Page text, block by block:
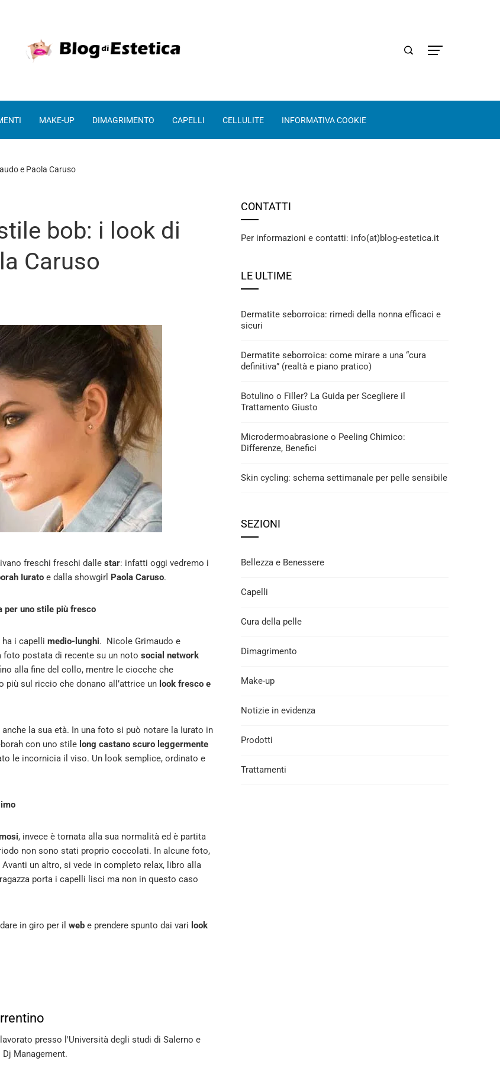
MAKE-UP DIMAGRIMENTO CAPELLI CELLULITE INFORMATIVA COOKIE
e Paola Caruso
bob: i look di
Caruso
freschi freschi dalle star: infatti oggi vedremo i
Iurato e dalla showgirl Paola Caruso.
per uno stile più fresco
i capelli medio-lunghi. Nicole Grimaudo e
foto postata di recente su un noto social network
alla fine del collo, mentre le ciocche che
sul riccio che donano all’attrice un look fresco e
la sua età. In una foto si può notare la Iurato in
con uno stile long castano scuro leggermente
le incornicia il viso. Un look semplice, ordinato e
, invece è tornata alla sua normalità ed è partita
non sono stati proprio coccolati. In alcune foto,
un altro, si vede in completo relax, libro alla
porta i capelli lisci ma non in questo caso
in giro per il web e prendere spunto dai vari look
presso l'Università degli studi di Salerno e
Management.
CONTATTI
Per informazioni e contatti: info(at)blog-estetica.it
LE ULTIME
Dermatite seborroica: rimedi della nonna efficaci e
sicuri
Dermatite seborroica: come mirare a una “cura
definitiva” (realtà e piano pratico)
Botulino o Filler? La Guida per Scegliere il
Trattamento Giusto
Microdermoabrasione o Peeling Chimico:
Differenze, Benefici
Skin cycling: schema settimanale per pelle sensibile
SEZIONI
Bellezza e Benessere
Capelli
Cura della pelle
Dimagrimento
Make-up
Notizie in evidenza
Prodotti
Trattamenti